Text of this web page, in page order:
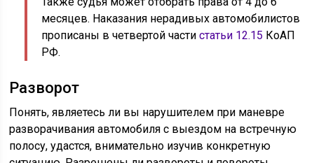
месяцев. Наказания нерадивых автомобилистов
прописаны в четвертой частистатьи 12.15 КоАП
РФ.
Разворот
Понять, являетесь ли вы нарушителем при маневре
разворачивания автомобиля с выездом на встречную
полосу, удастся, внимательно изучив конкретную